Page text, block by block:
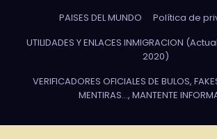
PAISES DEL MUNDO
Política de
UTILIDADES Y ENLACES INMIGRACION
2020)
VERIFICADORES OFICIALES DE BULOS,
MENTIRAS…, MANTENTE